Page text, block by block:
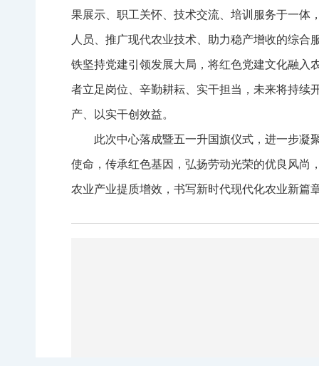
果展示、职工关怀、技术交流、培训服务于一体
人员、推广现代农业技术、助力稳产增收的综
铁坚持党建引领发展大局，将红色党建文化融入
者立足岗位、辛勤耕耘、实干担当，未来将持续
产、以实干创效益。
此次中心落成暨五一升国旗仪式，进一步凝
使命，传承红色基因，弘扬劳动光荣的优良风尚
农业产业提质增效，书写新时代现代化农业新篇